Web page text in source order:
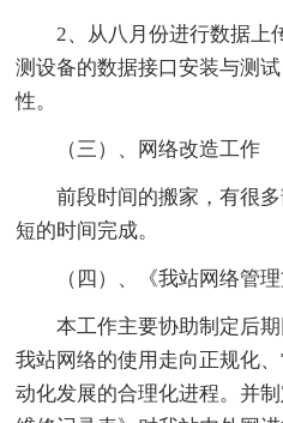
2、从八月份进行数据上
测设备的数据接口安装与测
性。
（三）、网络改造工作
前段时间的搬家，有很
短的时间完成。
（四）、《我站网络管
本工作主要协助制定后
我站网络的使用走向正规化
动化发展的合理化进程。并